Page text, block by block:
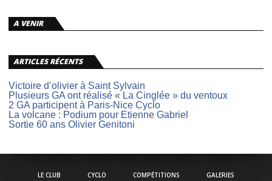
A VENIR
ARTICLES RÉCENTS
Victoire d’olivier à Saint Sylvain
Plusieurs GA ont réalisé « La Cinglée » du ventoux
2 GA participent à Paris-Nice Cyclo
La volcane : Podium pour Etienne Gabriel
Sortie 60 ans Olivier Genitoni
LE CLUB CYCLO COMPÉTITIONS GALERIES